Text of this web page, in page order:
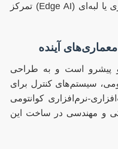
مصنوعی در محیط‌های ابری یا لبه‌ای (Edge AI) تمرکز
آینده
و پیشرو است و به طراحی
سیستم‌های کنترل برای
نرم‌افزاری کوانتومی
و مهندسی در ساخت این